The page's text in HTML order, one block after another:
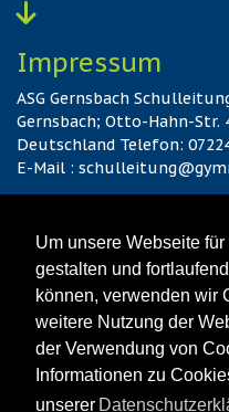
Um unsere Webseite
gestalten und
können, verwenden wir
weitere Nutzung der
der Verwendung von
Informationen zu
unserer
Impressum
ASG Gernsbach
Gernsbach; Otto-Hahn-
Deutschland Telefon:
E-Mail :
Datenschutz
Hier gehts zur